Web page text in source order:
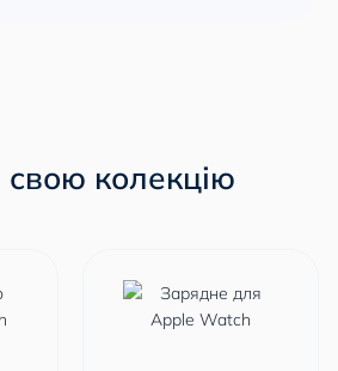
колекцію